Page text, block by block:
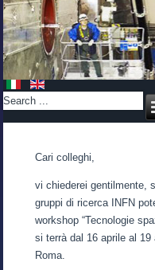
Cari colleghi,
vi chiederei gentilmente,
gruppi di ricerca INFN
workshop “Tecnologie
si terrà dal 16 aprile al
Roma.